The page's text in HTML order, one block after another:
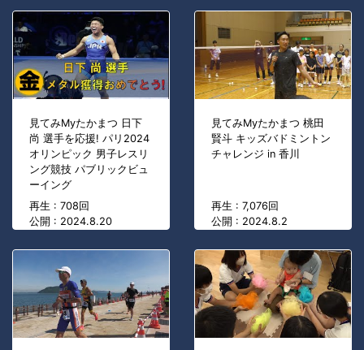
見てみMyたかまつ 日下
尚 選手を応援! パリ2024
オリンピック 男子レスリ
ング競技 パブリックビュ
ーイング
再生 : 708回
公開 : 2024.8.20
見てみMyたかまつ 桃田
賢斗 キッズバドミントン
チャレンジ in 香川
再生 : 7,076回
公開 : 2024.8.2